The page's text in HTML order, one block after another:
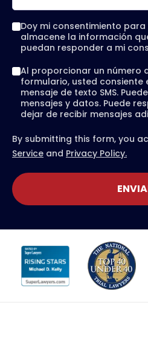
Phone call
Text message
Doy mi consentimiento
almacene la información
puedan responder a mi
Al proporcionar un número
formulario, usted
mensaje de texto SMS.
mensajes y datos. Puede
dejar de recibir mensajes
By submitting this form, you
Service and Privacy Policy.